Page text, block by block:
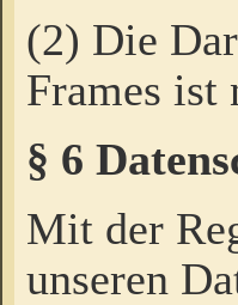
(2) Die
Frames
§ 6
Mit der
unseren